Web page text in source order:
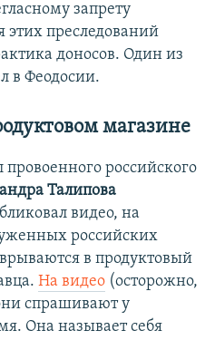
запрету
преследований
доносов. Один из
в Феодосии.
магазине
российского
Талипова
видео, на
российских
в продуктовый
На видео (осторожно,
спрашивают у
Она называет себя